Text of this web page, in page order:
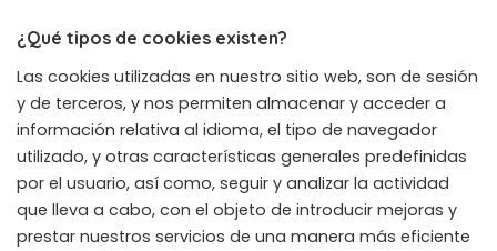
¿Qué tipos de cookies existen?
Las cookies utilizadas en nuestro sitio web, son de sesión
y de terceros, y nos permiten almacenar y acceder a
información relativa al idioma, el tipo de navegador
utilizado, y otras características generales predefinidas
por el usuario, así como, seguir y analizar la actividad
que lleva a cabo, con el objeto de introducir mejoras y
prestar nuestros servicios de una manera más eficiente